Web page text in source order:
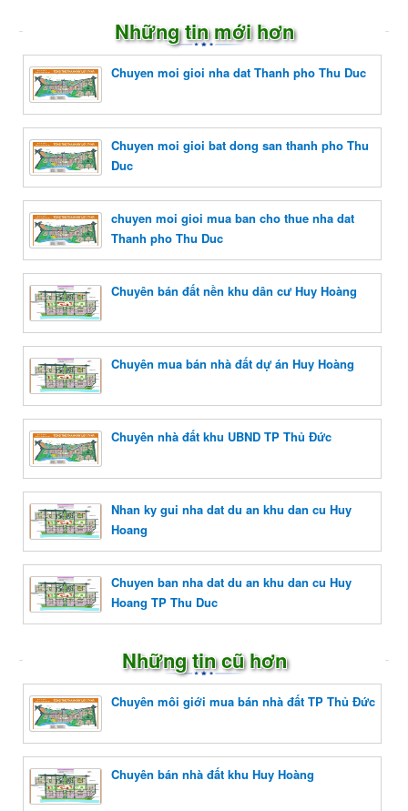
Những tin mới hơn
Chuyen moi gioi nha dat Thanh pho Thu Duc
Chuyen moi gioi bat dong san thanh pho Thu
Duc
chuyen moi gioi mua ban cho thue nha dat
Thanh pho Thu Duc
Chuyên bán đất nền khu dân cư Huy Hoàng
Chuyên mua bán nhà đất dự án Huy Hoàng
Chuyên nhà đất khu UBND TP Thủ Đức
Nhan ky gui nha dat du an khu dan cu Huy
Hoang
Chuyen ban nha dat du an khu dan cu Huy
Hoang TP Thu Duc
Những tin cũ hơn
Chuyên môi giới mua bán nhà đất TP Thủ Đức
Chuyên bán nhà đất khu Huy Hoàng